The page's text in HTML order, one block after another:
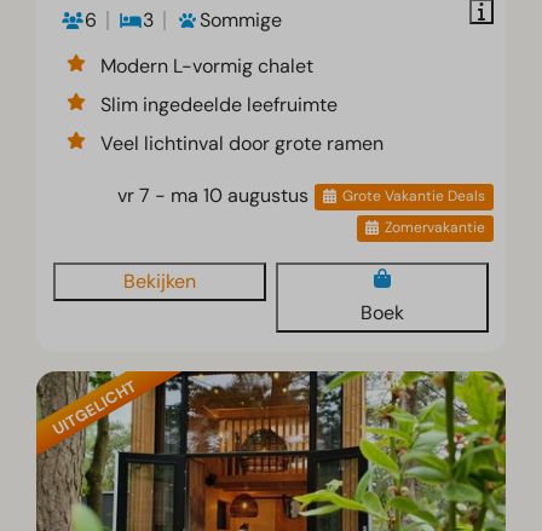
6
3
Sommige
Modern L-vormig chalet
Slim ingedeelde leefruimte
Veel lichtinval door grote ramen
vr 7 - ma 10 augustus
Grote Vakantie Deals
Zomervakantie
Bekijken
Boek
UITGELICHT